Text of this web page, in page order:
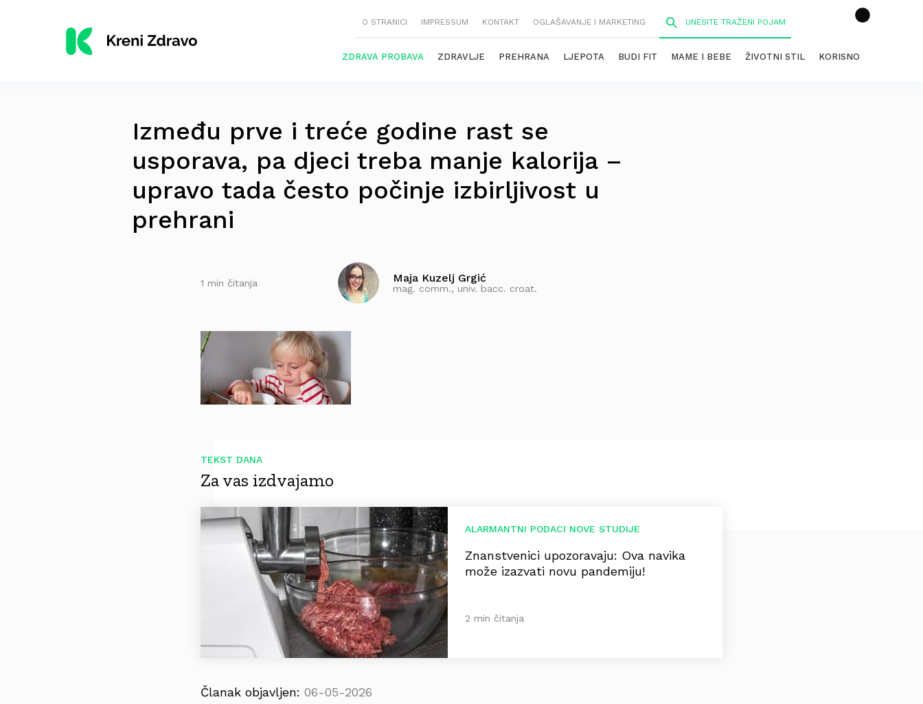
O STRANICI IMPRESSUM KONTAKT OGLAŠAVANJE I MARKETING
ZDRAVA PROBAVA ZDRAVLJE PREHRANA LJEPOTA BUDI FIT MAME I BEBE ŽIVOTNI STIL KORISNO
Između prve i treće godine rast se
usporava, pa djeci treba manje kalorija –
upravo tada često počinje izbirljivost u
prehrani
1 min čitanja Maja Kuzelj Grgić
mag. comm., univ. bacc. croat.
TEKST DANA
Za vas izdvajamo
ALARMANTNI PODACI NOVE STUDIJE
Znanstvenici upozoravaju: Ova navika
može izazvati novu pandemiju!
2 min čitanja
Članak objavljen: 06-05-2026